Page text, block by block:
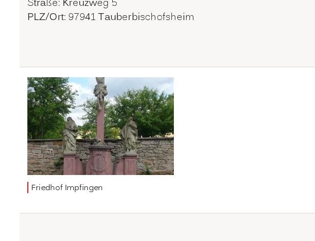
Straße: Kreuzweg 5
PLZ/Ort: 97941 Tauberbischofsheim
Friedhof Impfingen